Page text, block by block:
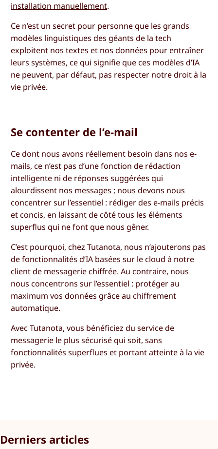
installation manuellement.
Ce n’est un secret pour personne que les grands
modèles linguistiques des géants de la tech
exploitent nos textes et nos données pour entraîner
leurs systèmes, ce qui signifie que ces modèles d’IA
ne peuvent, par défaut, pas respecter notre droit à la
vie privée.
Se contenter de l’e-mail
Ce dont nous avons réellement besoin dans nos e-
mails, ce n’est pas d’une fonction de rédaction
intelligente ni de réponses suggérées qui
alourdissent nos messages ; nous devons nous
concentrer sur l’essentiel : rédiger des e-mails précis
et concis, en laissant de côté tous les éléments
superflus qui ne font que nous gêner.
C’est pourquoi, chez Tutanota, nous n’ajouterons pas
de fonctionnalités d’IA basées sur le cloud à notre
client de messagerie chiffrée. Au contraire, nous
nous concentrons sur l’essentiel : protéger au
maximum vos données grâce au chiffrement
automatique.
Avec Tutanota, vous bénéficiez du service de
messagerie le plus sécurisé qui soit, sans
fonctionnalités superflues et portant atteinte à la vie
privée.
Derniers articles